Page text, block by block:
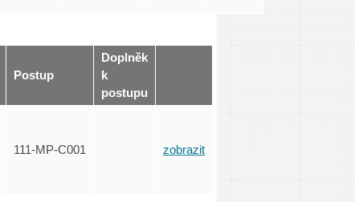
Postup
Doplněk
k
postupu
111-MP-C001 zobrazit